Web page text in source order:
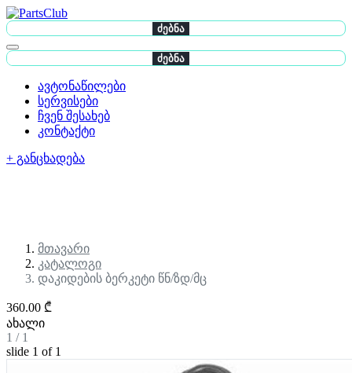
ძებნა
ძებნა
ავტონაწილები
სერვისები
ჩვენ შესახებ
კონტაქტი
+ განცხადება
მთავარი
კატალოგი
დაკიდების ბერკეტი წნ/ზდ/მც
360.00 ₾
ახალი
1 / 1
slide 1 of 1